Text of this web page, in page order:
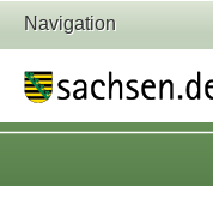
Navigation